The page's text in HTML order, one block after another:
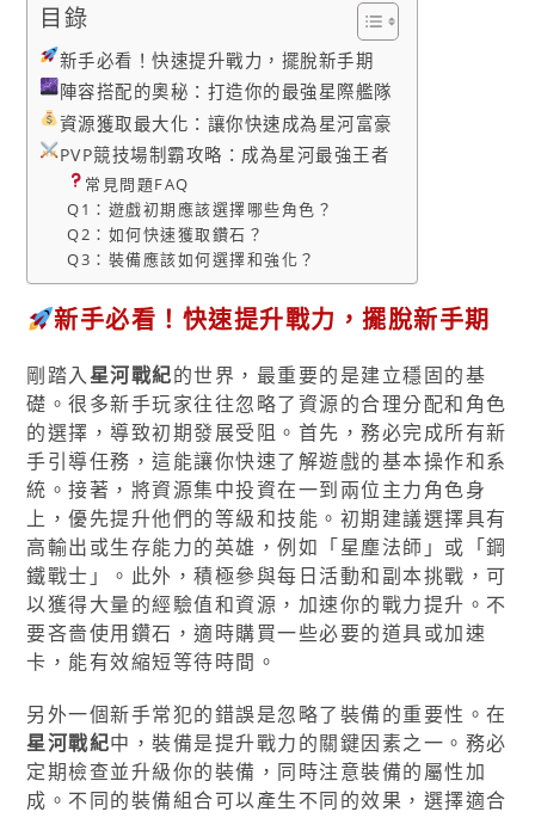
目錄
新手必看！快速提升戰力，擺脫新手期
陣容搭配的奧秘：打造你的最強星際艦隊
資源獲取最大化：讓你快速成為星河富豪
PVP競技場制霸攻略：成為星河最強王者
常見問題FAQ
Q1：遊戲初期應該選擇哪些角色？
Q2：如何快速獲取鑽石？
Q3：裝備應該如何選擇和強化？
新手必看！快速提升戰力，擺脫新手期
剛踏入星河戰紀的世界，最重要的是建立穩固的基
礎。很多新手玩家往往忽略了資源的合理分配和角色
的選擇，導致初期發展受阻。首先，務必完成所有新
手引導任務，這能讓你快速了解遊戲的基本操作和系
統。接著，將資源集中投資在一到兩位主力角色身
上，優先提升他們的等級和技能。初期建議選擇具有
高輸出或生存能力的英雄，例如「星塵法師」或「鋼
鐵戰士」。此外，積極參與每日活動和副本挑戰，可
以獲得大量的經驗值和資源，加速你的戰力提升。不
要吝嗇使用鑽石，適時購買一些必要的道具或加速
卡，能有效縮短等待時間。
另外一個新手常犯的錯誤是忽略了裝備的重要性。在
星河戰紀中，裝備是提升戰力的關鍵因素之一。務必
定期檢查並升級你的裝備，同時注意裝備的屬性加
成。不同的裝備組合可以產生不同的效果，選擇適合